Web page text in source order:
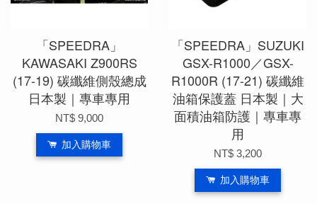
「SPEEDRA」
KAWASAKI Z900RS
(17-19) 碳纖維側殼總成
日本製｜專車專用
NT$ 9,000
加入購物車
「SPEEDRA」SUZUKI
GSX-R1000／GSX-
R1000R (17-21) 碳纖維
油箱保護蓋 日本製｜大
面積油箱防護｜專車專
用
NT$ 3,200
加入購物車